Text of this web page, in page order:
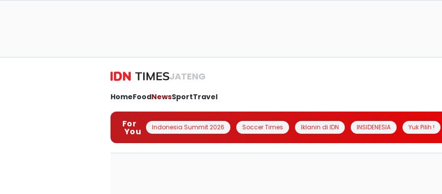
JATENG
HomeFoodNewsSportTravel
For
You Indonesia Summit 2026 Soccer Times Iklanin di IDN INSIDENESIA Yuk Pilih !